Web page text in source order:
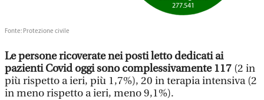
Le persone ricoverate nei posti letto dedicati ai
pazienti Covid oggi sono complessivamente 117 (2 in
più rispetto a ieri, più 1,7%), 20 in terapia intensiva (2
in meno rispetto a ieri, meno 9,1%).